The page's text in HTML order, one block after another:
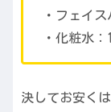
・フェイ
・化粧水
決してお安く